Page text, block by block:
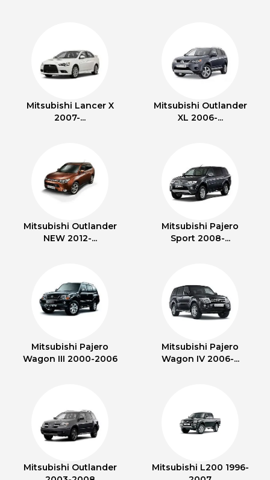
Mitsubishi Lancer X
2007-...
Mitsubishi Outlander
XL 2006-...
Mitsubishi Outlander
NEW 2012-...
Mitsubishi Pajero
Sport 2008-...
Mitsubishi Pajero
Wagon III 2000-2006
Mitsubishi Pajero
Wagon IV 2006-...
Mitsubishi Outlander
Mitsubishi L200 1996-